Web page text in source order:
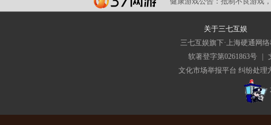
关于三七互娱
三七互娱旗下·上海硬通网
软著登字第0261863号
文化市场举报平台 纠纷处理